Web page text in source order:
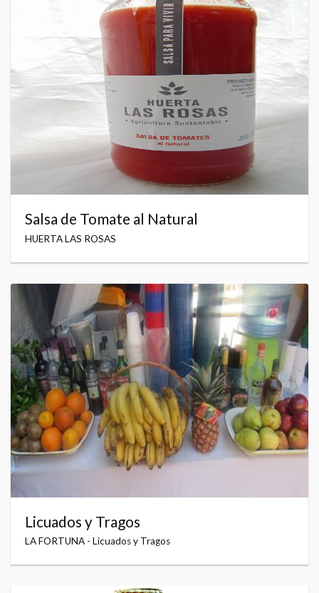
Salsa de Tomate al Natural
HUERTA LAS ROSAS
Licuados y Tragos
LA FORTUNA - Licuados y Tragos